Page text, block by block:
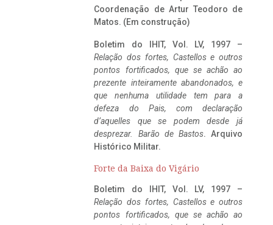
Coordenação de Artur Teodoro de
Matos. (Em construção)
Boletim do IHIT, Vol. LV, 1997 –
Relação dos fortes, Castellos e outros
pontos fortificados, que se achão ao
prezente inteiramente abandonados, e
que nenhuma utilidade tem para a
defeza do Pais, com declaração
d’aquelles que se podem desde já
desprezar. Barão de Bastos. Arquivo
Histórico Militar.
Forte da Baixa do Vigário
Boletim do IHIT, Vol. LV, 1997 –
Relação dos fortes, Castellos e outros
pontos fortificados, que se achão ao